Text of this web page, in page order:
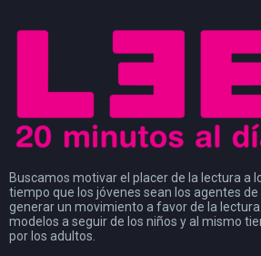
Buscamos motivar el placer de la lectura a
tiempo que los jóvenes sean los agentes
generar un movimiento a favor de la
modelos a seguir de los niños y al mismo
por los adultos.